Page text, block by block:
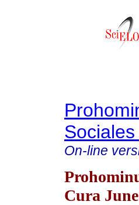
On-line
Cura